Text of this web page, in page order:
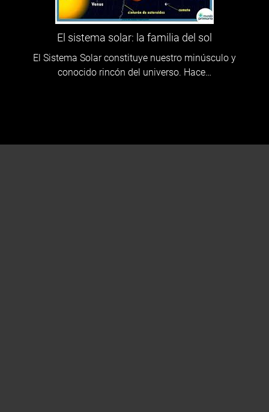
El sistema solar: la familia del sol
El Sistema Solar constituye nuestro minúsculo y
conocido rincón del universo. Hace…